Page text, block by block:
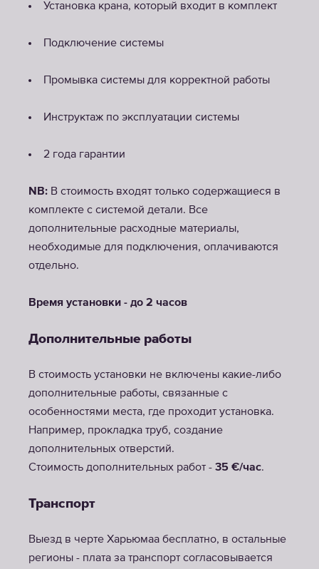
Установка крана, который входит в комплект
Подключение системы
Промывка системы для корректной работы
Инструктаж по эксплуатации системы
2 года гарантии
NB: В стоимость входят только содержащиеся в
комплекте с системой детали. Все
дополнительные расходные материалы,
необходимые для подключения, оплачиваются
отдельно.
Время установки - до 2 часов
Дополнительные работы
В стоимость установки не включены какие-либо
дополнительные работы, связанные с
особенностями места, где проходит установка.
Например, прокладка труб, создание
дополнительных отверстий.
Стоимость дополнительных работ - 35 €/час.
Транспорт
Выезд в черте Харьюмаа бесплатно, в остальные
регионы - плата за транспорт согласовывается